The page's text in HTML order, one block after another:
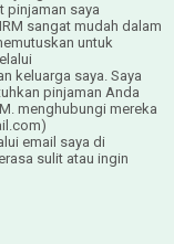
pinjaman saya
sangat mudah dalam
untuk
keluarga saya. Saya
pinjaman Anda
menghubungi mereka
email saya di
sulit atau ingin